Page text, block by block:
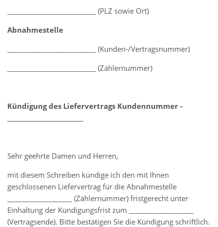
__________________________ (PLZ sowie Ort)
Abnahmestelle
__________________________ (Kunden-/Vertragsnummer)
__________________________ (Zählernummer)
Kündigung des Liefervertrags Kundennummer ­
Sehr geehrte Damen und Herren,
mit diesem Schreiben kündige ich den mit Ihnen
geschlossenen Liefervertrag für die Abnahmestelle
___________________ (Zählernummer) fristgerecht unter
Einhaltung der Kündigungsfrist zum ___________________
(Vertragsende). Bitte bestätigen Sie die Kündigung schriftlich.